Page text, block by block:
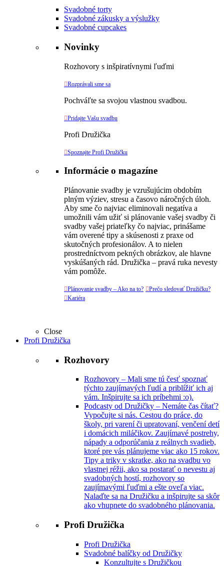
Svadobné torty
Svadobné zákusky a výslužky
Svadobné cupcakes
Novinky
Rozhovory s inšpiratívnymi ľuďmi
Rozprávali sme sa
Pochváľte sa svojou vlastnou svadbou.
Pridajte Vašu svadbu
Profi Družička
Spoznajte Profi Družičku
Informácie o magazíne
Plánovanie svadby je vzrušujúcim obdobím
plným výziev, stresu a časovo náročných úloh.
Aby sme čo najviac eliminovali negatíva a
umožnili vám užiť si plánovanie vašej svadby či
svadby vašej priateľky čo najviac, prinášame
vám overené tipy a skúsenosti z praxe od
skutočných profesionálov. A to nielen
prostredníctvom pekných obrázkov, ale hlavne
vyskúšaných rád. Družička – pravá ruka nevesty
vám pomôže.
Plánovanie svadby – Ako na to? Prečo sledovať Družičku?
Kariéra
Close
Profi Družička
Rozhovory
Rozhovory – Mali sme tú česť spoznať
týchto zaujímavých ľudí a priblížiť ich aj
vám. Inšpirujte sa ich príbehmi :o).
Podcasty od Družičky – Nemáte čas čítať?
Vypočujte si nás. Cestou do práce, do
školy, pri varení či upratovaní, venčení detí
i domácich miláčikov. Zaujímavé postrehy,
nápady a odporúčania z reálnych svadieb,
ktoré pre vás plánujeme viac ako 15 rokov.
Tipy a triky v skratke, ako na svadbu vo
vlastnej réžii, ako sa postarať o nevestu aj
svadobných hostí, rozhovory so
zaujímavými ľuďmi a ešte oveľa viac.
Nalaďte sa na Družičku a inšpirujte sa skôr
ako vhupnete do svadobného plánovania.
Profi Družička
Profi Družička
Svadobné balíčky od Družičky
Konzultujte s Družičkou